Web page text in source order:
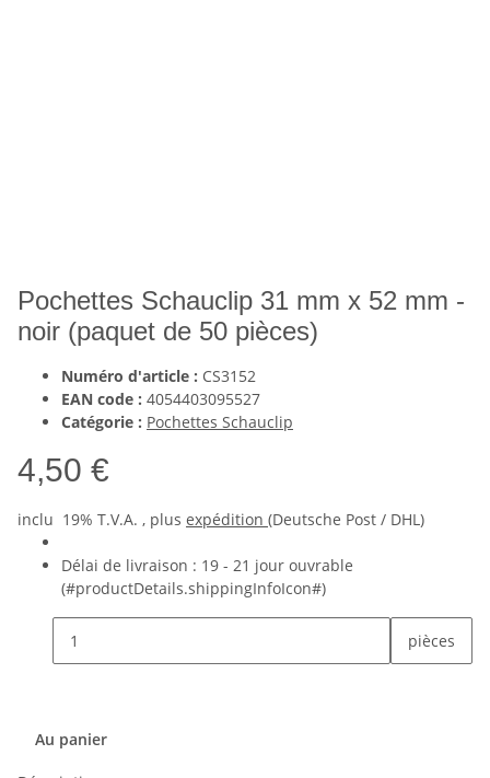
Pochettes Schauclip 31 mm x 52 mm -
noir (paquet de 50 pièces)
Numéro d'article : CS3152
EAN code : 4054403095527
Catégorie : Pochettes Schauclip
4,50 €
inclu 19% T.V.A. , plus expédition (Deutsche Post / DHL)
Délai de livraison : 19 - 21 jour ouvrable
(#productDetails.shippingInfoIcon#)
pièces
Au panier